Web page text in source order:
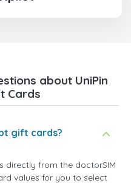
about UniPin
Cards
gift cards?
directly from the doctorSIM
values for you to select